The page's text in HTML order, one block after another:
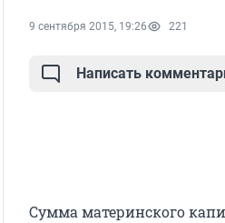
9 сентября 2015, 19:26 221
Написать
Сумма материнского